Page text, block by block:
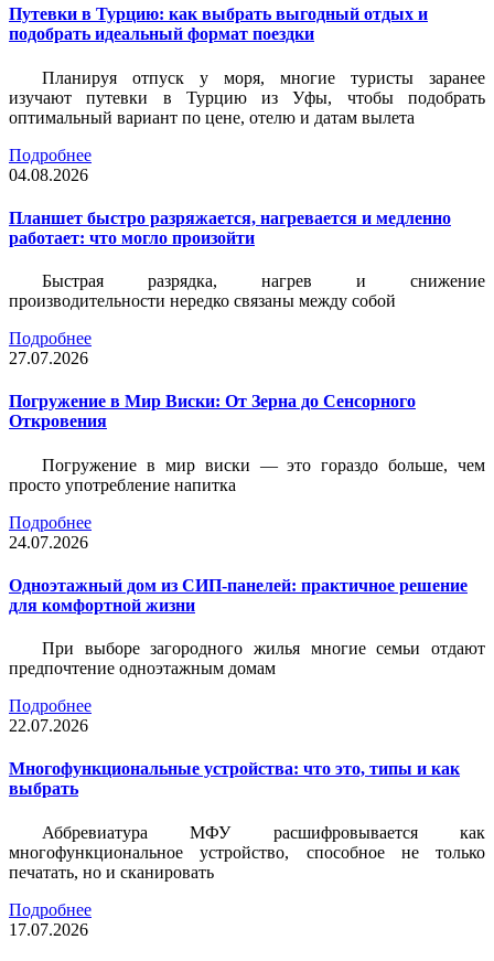
Путевки в Турцию: как выбрать выгодный отдых и
подобрать идеальный формат поездки
Планируя отпуск у моря, многие туристы заранее
изучают путевки в Турцию из Уфы, чтобы подобрать
оптимальный вариант по цене, отелю и датам вылета
Подробнее
04.08.2026
Планшет быстро разряжается, нагревается и медленно
работает: что могло произойти
Быстрая разрядка, нагрев и снижение
производительности нередко связаны между собой
Подробнее
27.07.2026
Погружение в Мир Виски: От Зерна до Сенсорного
Откровения
Погружение в мир виски — это гораздо больше, чем
просто употребление напитка
Подробнее
24.07.2026
Одноэтажный дом из СИП-панелей: практичное решение
для комфортной жизни
При выборе загородного жилья многие семьи отдают
предпочтение одноэтажным домам
Подробнее
22.07.2026
Многофункциональные устройства: что это, типы и как
выбрать
Аббревиатура МФУ расшифровывается как
многофункциональное устройство, способное не только
печатать, но и сканировать
Подробнее
17.07.2026